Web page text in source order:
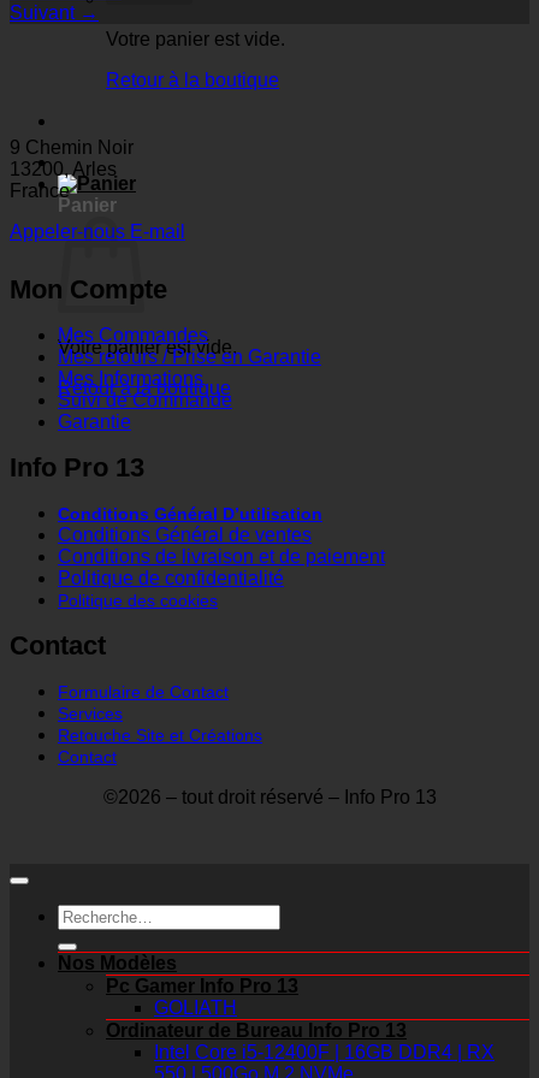
Votre panier est vide.
Retour à la boutique
Panier
Votre panier est vide.
Retour à la boutique
Suivant →
9 Chemin Noir
13200, Arles
France
Appeler-nous E-mail
Mon Compte
Mes Commandes
Mes retours / Prise en Garantie
Mes Informations
Suivi de Commande
Garantie
Info Pro 13
Conditions Général D’utilisation
Conditions Général de ventes
Conditions de livraison et de paiement
Politique de confidentialité
Politique des cookies
Contact
Formulaire de Contact
Services
Retouche Site et Créations
Contact
©2026 – tout droit réservé – Info Pro 13
Recherche
pour :
Nos Modèles
Pc Gamer Info Pro 13
GOLIATH
Ordinateur de Bureau Info Pro 13
Intel Core i5-12400F | 16GB DDR4 | RX
550 | 500Go M.2 NVMe